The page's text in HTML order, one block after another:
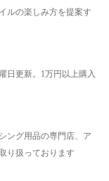
ルの楽しみ方を提案す
日更新。1万円以上購入
ング用品の専門店、ア
り扱っております